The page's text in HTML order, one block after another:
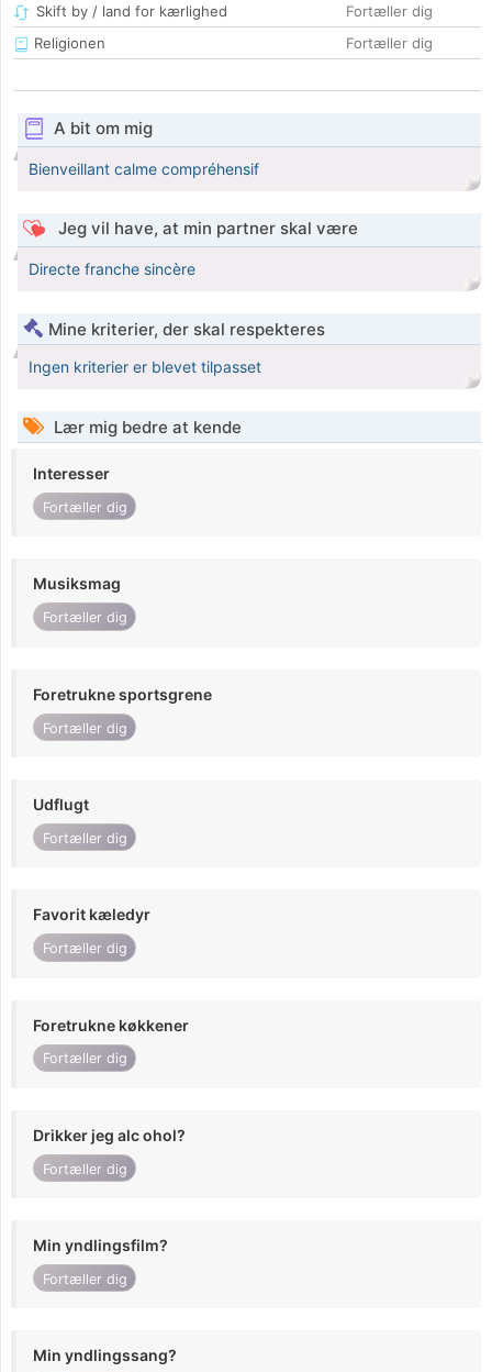
Skift by / land for kærlighed
Fortæller dig
Religionen
Fortæller dig
A bit om mig
Bienveillant calme compréhensif
Jeg vil have, at min partner skal være
Directe franche sincère
Mine kriterier, der skal respekteres
Ingen kriterier er blevet tilpasset
Lær mig bedre at kende
Interesser
Fortæller dig
Musiksmag
Fortæller dig
Foretrukne sportsgrene
Fortæller dig
Udflugt
Fortæller dig
Favorit kæledyr
Fortæller dig
Foretrukne køkkener
Fortæller dig
Drikker jeg alc ohol?
Fortæller dig
Min yndlingsfilm?
Fortæller dig
Min yndlingssang?